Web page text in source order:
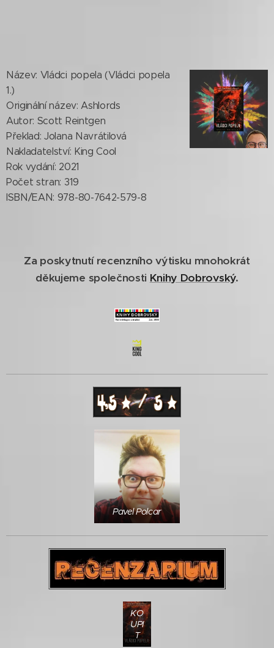
Název: Vládci popela (Vládci popela
1.)
Originální název: Ashlords
Autor: Scott Reintgen
Překlad: Jolana Navrátilová
Nakladatelství: King Cool
Rok vydání: 2021
Počet stran: 319
ISBN/EAN: 978-80-7642-579-8
Za poskytnutí recenzního výtisku mnohokrát
děkujeme společnosti Knihy Dobrovský.
Pavel Polcar
KO
UPI
T